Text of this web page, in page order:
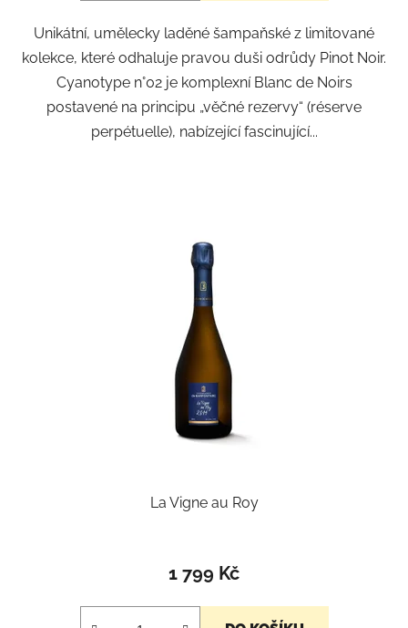
Unikátní, umělecky laděné šampaňské z limitované
kolekce, které odhaluje pravou duši odrůdy Pinot Noir.
Cyanotype n°02 je komplexní Blanc de Noirs
postavené na principu „věčné rezervy“ (réserve
perpétuelle), nabízející fascinující...
La Vigne au Roy
1 799 Kč